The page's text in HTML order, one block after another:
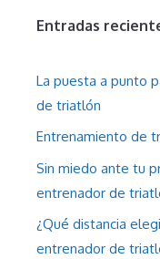
Entradas
La puesta a punto
de triatlón
Entrenamiento de
Sin miedo ante tu
entrenador de
¿Qué distancia
entrenador de